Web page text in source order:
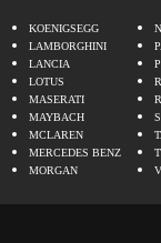
KOENIGSEGG
LAMBORGHINI
LANCIA
LOTUS
MASERATI
MAYBACH
MCLAREN
MERCEDES BENZ
MORGAN